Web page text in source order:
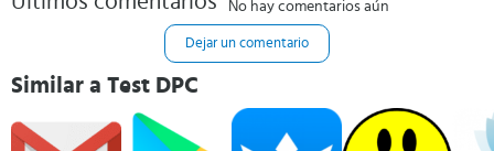
No hay comentarios aún
Dejar un comentario
Similar a Test DPC